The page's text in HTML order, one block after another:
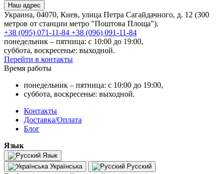
Наш адрес
Украина, 04070, Киев, улица Петра Сагайдачного, д. 12 (300
метров от станции метро "Поштова Площа").
+38 (095) 071-11-84 +38 (096) 091-11-84
понедельник – пятница: с 10:00 до 19:00,
суббота, воскресенье: выходной.
Перейти в контакты
Время работы
понедельник – пятница: с 10:00 до 19:00,
суббота, воскресенье: выходной.
Контакты
Доставка/Оплата
Блог
Язык
Язык
Українська
Русский